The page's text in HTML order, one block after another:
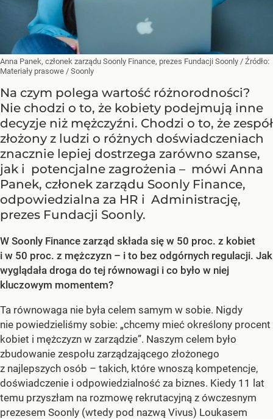
Anna Panek, członek zarządu Soonly Finance, prezes Fundacji Soonly / Źródło:
Materiały prasowe / Soonly
Na czym polega wartość różnorodności?
Nie chodzi o to, że kobiety podejmują inne
decyzje niż mężczyźni. Chodzi o to, że zespół
złożony z ludzi o różnych doświadczeniach
znacznie lepiej dostrzega zarówno szanse,
jak i potencjalne zagrożenia – mówi Anna
Panek, członek zarządu Soonly Finance,
odpowiedzialna za HR i Administrację,
prezes Fundacji Soonly.
W Soonly Finance zarząd składa się w 50 proc. z kobiet
i w 50 proc. z mężczyzn – i to bez odgórnych regulacji. Jak
wyglądała droga do tej równowagi i co było w niej
kluczowym momentem?
Ta równowaga nie była celem samym w sobie. Nigdy
nie powiedzieliśmy sobie: „chcemy mieć określony procent
kobiet i mężczyzn w zarządzie”. Naszym celem było
zbudowanie zespołu zarządzającego złożonego
z najlepszych osób – takich, które wnoszą kompetencje,
doświadczenie i odpowiedzialność za biznes. Kiedy 11 lat
temu przyszłam na rozmowę rekrutacyjną z ówczesnym
prezesem Soonly (wtedy pod nazwą Vivus) Loukasem